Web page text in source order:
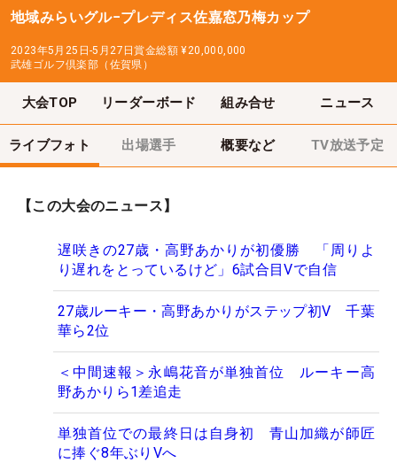
地域みらいグル−プレディス佐嘉窓乃梅カップ
2023年5月25日-5月27日賞金総額 ¥20,000,000
武雄ゴルフ倶楽部（佐賀県）
大会TOP リーダーボード 組み合せ ニュース
ライブフォト 出場選手 概要など TV放送予定
【この大会のニュース】
遅咲きの27歳・高野あかりが初優勝 「周りよ
り遅れをとっているけど」6試合目Vで自信
27歳ルーキー・高野あかりがステップ初V 千葉
華ら2位
＜中間速報＞永嶋花音が単独首位 ルーキー高
野あかりら1差追走
単独首位での最終日は自身初 青山加織が師匠
に捧ぐ8年ぶりVへ